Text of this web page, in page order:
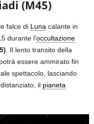
(M45)
falce di Luna calante in
durante l’occultazione
. Il lento transito della
essere ammirato fin
spettacolo, lasciando
il pianeta